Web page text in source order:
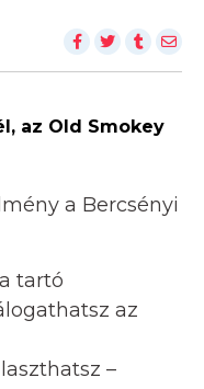
az Old Smokey
a Bercsényi
tartó
az
–